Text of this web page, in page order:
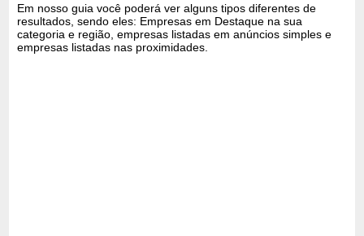
Em nosso guia você poderá ver alguns tipos diferentes de
resultados, sendo eles: Empresas em Destaque na sua
categoria e região, empresas listadas em anúncios simples e
empresas listadas nas proximidades.